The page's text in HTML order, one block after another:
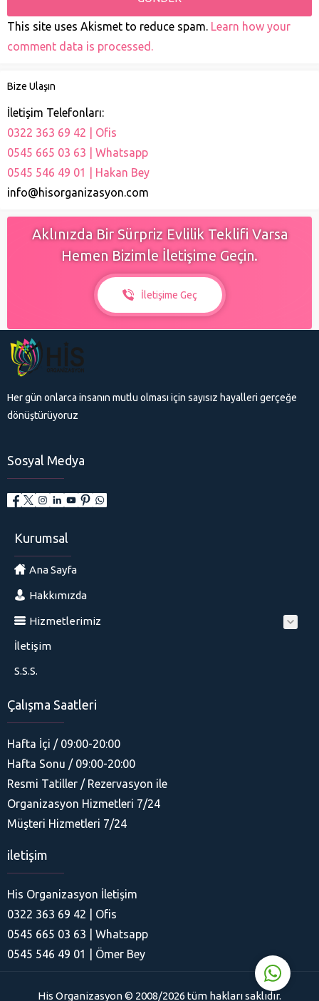
This site uses Akismet to reduce spam. Learn how your
comment data is processed.
Bize Ulaşın
İletişim Telefonları:
0322 363 69 42 | Ofis
0545 665 03 63 | Whatsapp
0545 546 49 01 | Hakan Bey
info@hisorganizasyon.com
Aklınızda Bir Sürpriz Evlilik Teklifi Varsa
Hemen Bizimle İletişime Geçin.
İletişime Geç
Her gün onlarca insanın mutlu olması için sayısız hayalleri gerçeğe
dönüştürüyoruz
Sosyal Medya
Kurumsal
Ana Sayfa
Hakkımızda
Hizmetlerimiz
İletişim
S.S.S.
Çalışma Saatleri
Hafta İçi / 09:00-20:00
Hafta Sonu / 09:00-20:00
Resmi Tatiller / Rezervasyon ile
Organizasyon Hizmetleri 7/24
Müşteri Hizmetleri 7/24
iletişim
His Organizasyon İletişim
0322 363 69 42 | Ofis
0545 665 03 63 | Whatsapp
0545 546 49 01 | Ömer Bey
His Organizasyon © 2008/2026 tüm hakları saklıdır.
His Organizasyon